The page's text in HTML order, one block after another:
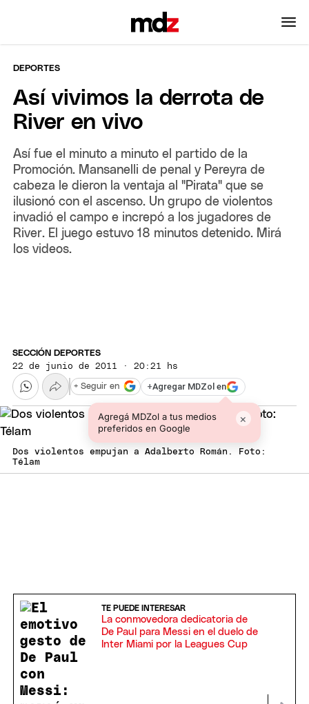
DEPORTES
Así vivimos la derrota de
River en vivo
Así fue el minuto a minuto el partido de la
Promoción. Mansanelli de penal y Pereyra de
cabeza le dieron la ventaja al "Pirata" que se
ilusionó con el ascenso. Un grupo de violentos
invadió el campo e increpó a los jugadores de
River. El juego estuvo 18 minutos detenido. Mirá
los videos.
SECCIÓN DEPORTES
22 de junio de 2011 · 20:21 hs
+Agregar MDZol en
Agregá MDZol a tus medios
preferidos en Google
×
+ Seguir en
Dos violentos empujan a Adalberto Román. Foto:
Télam
TE PUEDE INTERESAR
La conmovedora dedicatoria de
De Paul para Messi en el duelo de
Inter Miami por la Leagues Cup